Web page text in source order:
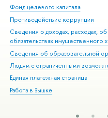
Фонд целевого капитала
Противодействие коррупции
Сведения о доходах, расходах,
обязательствах имущественного
Сведения об образовательной
Людям с ограниченными
Единая платежная страница
Работа в Вышке